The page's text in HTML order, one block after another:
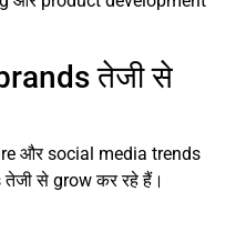
तेजी से
और social media trends
से grow कर रहे हैं।